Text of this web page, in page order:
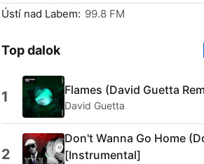
Ústí nad Labem: 99.8 FM
Top dalok
1 Flames (David Guetta
David Guetta
2
Don't Wanna Go Home
[Instrumental]